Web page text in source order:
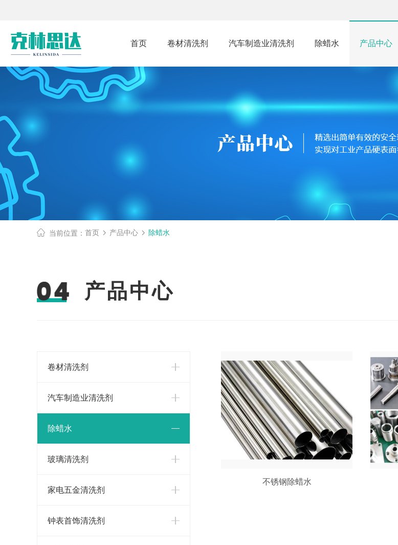
首页 卷材清洗剂 汽车制造业清洗剂 除蜡水 产品中心
当前位置： 首页 产品中心 除蜡水
产品中心
卷材清洗剂
汽车制造业清洗剂
除蜡水
玻璃清洗剂
家电五金清洗剂
钟表首饰清洗剂
不锈钢除蜡水